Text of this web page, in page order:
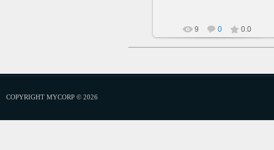
9 0 0.0
COPYRIGHT MYCORP © 2026